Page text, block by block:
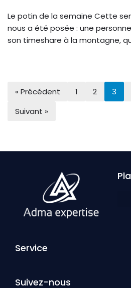
Le potin de la semaine Cette
nous a été posée : une
son timeshare à la montagne,
« Précédent 1 2 3
Suivant »
Service
Suivez-nous